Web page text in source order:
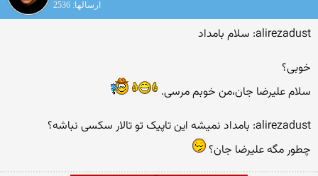
ارسالها: 2536
alirezadust: سلام بامداد
خوبی؟
سلام علیرضا جان،من خوبم مرسی.
alirezadust: بامداد نمیشه این تاپیک تو تالار سکسی نباشه؟
چطور مگه علیرضا جان؟